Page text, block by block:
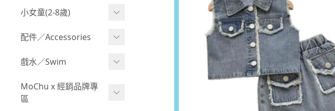
BABY 包屁衣(長袖)
BABY 外套
BABY 上身(短袖)
Boy 上身(短袖)
Boy 上身(長袖)
Boy 套裝(短袖)
小女童(2-8歲)
Girl 上身(短袖)
Girl 上身(長袖)
Girl 下身(長褲)
配件／Accessories
Acc 口水巾
Acc 襪子
戲水／Swim
泳裝
泳具
MoChu x 經銷品牌專
區